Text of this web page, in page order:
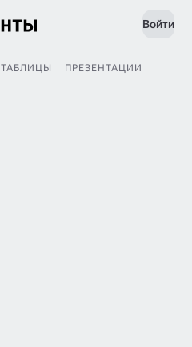
Войти
ТАБЛИЦЫ ПРЕЗЕНТАЦИИ